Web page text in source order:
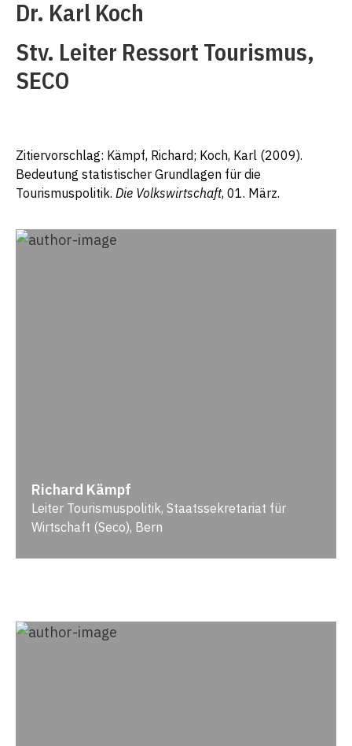
Dr. Karl Koch
Stv. Leiter Ressort Tourismus,
SECO
Zitiervorschlag: Kämpf, Richard; Koch, Karl (2009).
Bedeutung statistischer Grundlagen für die
Tourismuspolitik. Die Volkswirtschaft, 01. März.
Richard Kämpf
Leiter Tourismuspolitik, Staatssekretariat für
Wirtschaft (Seco), Bern